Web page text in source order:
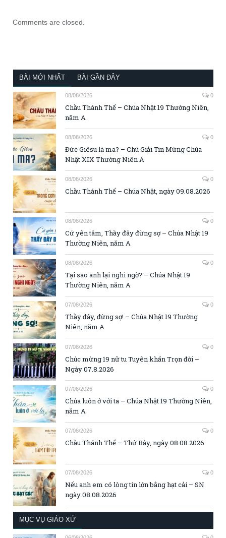
Comments are closed.
BÀI MỚI NHẤT BÀI GẦN ĐÂY
08/08/2026 0
Chầu Thánh Thể – Chúa Nhật 19 Thường Niên,
năm A
08/08/2026 0
Đức Giêsu là ma? – Chú Giải Tin Mừng Chúa
Nhật XIX Thường Niên A
08/08/2026 0
Chầu Thánh Thể – Chúa Nhật, ngày 09.08.2026
08/08/2026 0
Cứ yên tâm, Thầy đây đừng sợ – Chúa Nhật 19
Thường Niên, năm A
08/08/2026 0
Tại sao anh lại nghi ngờ? – Chúa Nhật 19
Thường Niên, năm A
07/08/2026 0
Thầy đây, đừng sợ! – Chúa Nhật 19 Thường
Niên, năm A
07/08/2026 0
Chúc mừng 19 nữ tu Tuyên khấn Trọn đời –
Ngày 07.8.2026
07/08/2026 0
Chúa luôn ở với ta – Chúa Nhật 19 Thường Niên,
năm A
07/08/2026 0
Chầu Thánh Thể – Thứ Bảy, ngày 08.08.2026
07/08/2026 0
Nếu anh em có lòng tin lớn bằng hạt cải – SN
ngày 08.08.2026
MỤC VỤ GIÁO XỨ